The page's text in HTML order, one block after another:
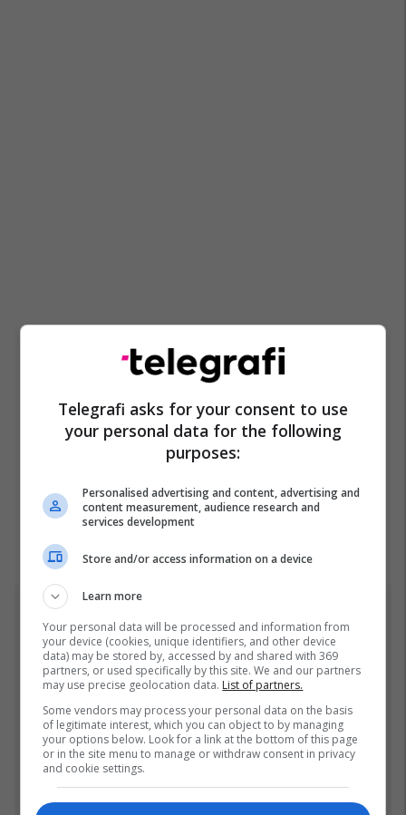
Top 5
Pesë ditë pas marrjes së
detyrës, shefi i ri i ushtrisë
ukrainase urdhëron
kontroll të madh
26/07/2026
Gjithçka që ndodhi në
jashtëzakonshëm të LDK-
Telegrafi asks for your consent to use
your personal data for the following
purposes:
Personalised advertising and content, advertising and
content measurement, audience research and
services development
Store and/or access information on a device
Learn more
Your personal data will be processed and information from
your device (cookies, unique identifiers, and other device
data) may be stored by, accessed by and shared with 369
partners, or used specifically by this site. We and our partners
may use precise geolocation data. List of partners.
Some vendors may process your personal data on the basis
of legitimate interest, which you can object to by managing
your options below. Look for a link at the bottom of this page
or in the site menu to manage or withdraw consent in privacy
and cookie settings.